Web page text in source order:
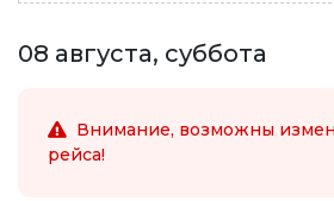
08 августа, суббота
Внимание, возможны
рейса!